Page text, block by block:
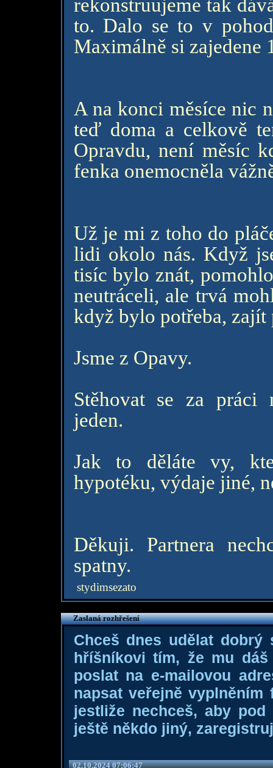
rekonstruujeme tak
to. Dalo se to v
Maximálně si zajedene
A na konci měsíce nic
teď doma a celkově
Opravdu, není měsíc
fenka onemocněla
Už je mi z toho do
lidi okolo nás. Když
tisíc bylo znát,
neutráceli, ale trvá
když bylo potřeba,
Jsme z Opavy.
Stěhovat se za práci
jeden.
Jak to děláte vy,
hypotéku, výdaje jiné,
Děkuji. Partnera
spatny.
stydimsezato
Zaslaná rozhřešení
Chceš dnes udělat dobrý
hříšníkovi tím, že mu
poslat na e-mailovou
napsat veřejně
jestliže nechceš, aby
ještě někdo jiný,
02.10.2024 07:06:47